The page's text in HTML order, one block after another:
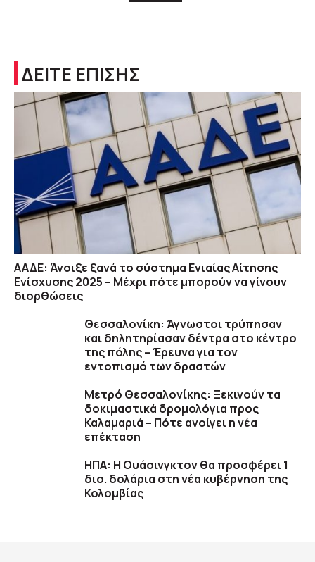
ΔΕΙΤΕ ΕΠΙΣΗΣ
ΑΑΔΕ: Άνοιξε ξανά το σύστημα Ενιαίας Αίτησης
Ενίσχυσης 2025 – Μέχρι πότε μπορούν να γίνουν
διορθώσεις
Θεσσαλονίκη: Άγνωστοι τρύπησαν
και δηλητηρίασαν δέντρα στο κέντρο
της πόλης – Έρευνα για τον
εντοπισμό των δραστών
Μετρό Θεσσαλονίκης: Ξεκινούν τα
δοκιμαστικά δρομολόγια προς
Καλαμαριά – Πότε ανοίγει η νέα
επέκταση
ΗΠΑ: H Ουάσινγκτον θα προσφέρει 1
δισ. δολάρια στη νέα κυβέρνηση της
Κολομβίας